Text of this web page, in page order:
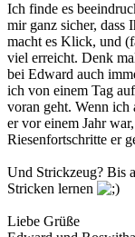
Ich finde es
mir ganz sicher, dass
macht es Klick, und
viel erreicht. Denk
bei Edward auch
ich von einem Tag
voran geht. Wenn ich
er vor einem Jahr
Riesenfortschritte er
Und Strickzeug? Bis
Stricken lernen
Liebe Grüße